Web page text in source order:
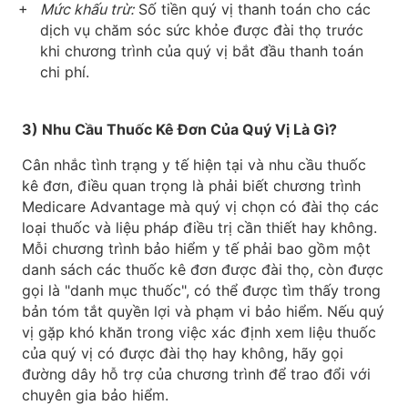
Mức khấu trừ:Số tiền quý vị thanh toán cho các
dịch vụ chăm sóc sức khỏe được đài thọ trước
khi chương trình của quý vị bắt đầu thanh toán
chi phí.
3) Nhu Cầu Thuốc Kê Đơn Của Quý Vị Là Gì?
Cân nhắc tình trạng y tế hiện tại và nhu cầu thuốc
kê đơn, điều quan trọng là phải biết chương trình
Medicare Advantage mà quý vị chọn có đài thọ các
loại thuốc và liệu pháp điều trị cần thiết hay không.
Mỗi chương trình bảo hiểm y tế phải bao gồm một
danh sách các thuốc kê đơn được đài thọ, còn được
gọi là "danh mục thuốc", có thể được tìm thấy trong
bản tóm tắt quyền lợi và phạm vi bảo hiểm. Nếu quý
vị gặp khó khăn trong việc xác định xem liệu thuốc
của quý vị có được đài thọ hay không, hãy gọi
đường dây hỗ trợ của chương trình để trao đổi với
chuyên gia bảo hiểm.